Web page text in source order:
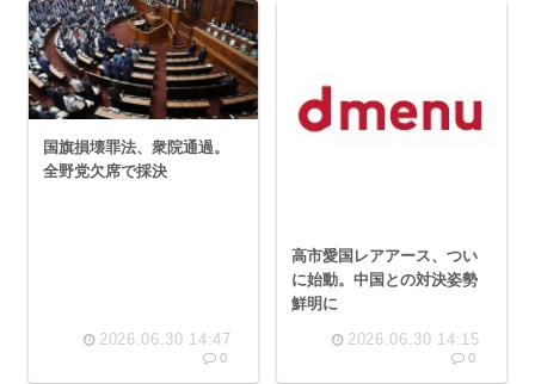
国旗損壊罪法、衆院通過。
全野党欠席で採決
2026.06.30 14:47
0
高市愛国レアアース、つい
に始動。中国との対決姿勢
鮮明に
2026.06.30 14:15
0